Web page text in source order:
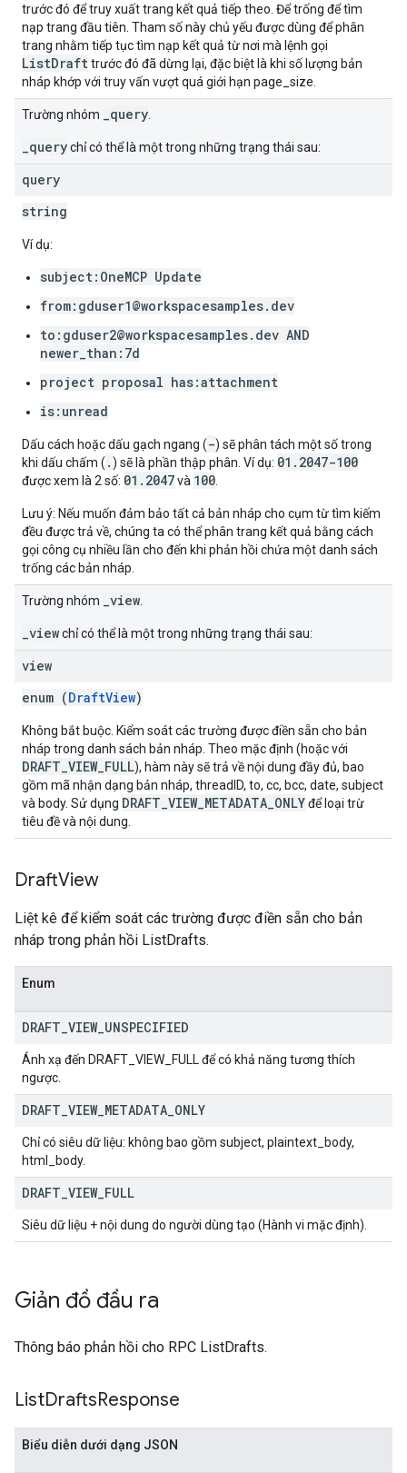
trước đó để truy xuất trang kết quả tiếp theo. Để trống để tìm
nạp trang đầu tiên. Tham số này chủ yếu được dùng để phân
trang nhằm tiếp tục tìm nạp kết quả từ nơi mà lệnh gọi
ListDrafttrước đó đã dừng lại, đặc biệt là khi số lượng bản
nháp khớp với truy vấn vượt quá giới hạn page_size.
Trường nhóm _query
_querychỉ có thể là một trong những trạng thái sau:
query
string
Ví dụ:
subject:OneMCP Update
from:gduser1@workspacesamples.dev
to:gduser2@workspacesamples.dev AND
newer_than:7d
project proposal has:attachment
is:unread
Dấu cách hoặc dấu gạch ngang (-) sẽ phân tách một số trong
khi dấu chấm ( .) sẽ là phần thập phân. Ví dụ: 01.2047-100
được xem là 2 số: 01.2047và 100
Lưu ý: Nếu muốn đảm bảo tất cả bản nháp cho cụm từ tìm kiếm
đều được trả về, chúng ta có thể phân trang kết quả bằng cách
gọi công cụ nhiều lần cho đến khi phản hồi chứa một danh sách
trống các bản nháp.
Trường nhóm _view
_viewchỉ có thể là một trong những trạng thái sau:
view
enum (DraftView)
Không bắt buộc. Kiểm soát các trường được điền sẵn cho bản
nháp trong danh sách bản nháp. Theo mặc định (hoặc với
DRAFT_VIEW_FULL), hàm này sẽ trả về nội dung đầy đủ, bao
gồm mã nhận dạng bản nháp, threadID, to, cc, bcc, date, subject
và body. Sử dụng DRAFT_VIEW_METADATA_ONLYđể loại trừ
tiêu đề và nội dung.
DraftView
Liệt kê để kiểm soát các trường được điền sẵn cho bản
nháp trong phản hồi ListDrafts.
Enum
DRAFT VIEW_ UNSPECIFIED
Ánh xạ đến DRAFT_VIEW_FULL để có khả năng tương thích
ngược.
DRAFT VIEW_ METADATA ONLY
Chỉ có siêu dữ liệu: không bao gồm subject, plaintext_body,
html_body.
DRAFT VIEW_ FULL
Siêu dữ liệu + nội dung do người dùng tạo (Hành vi mặc định).
Giản đồ đầu ra
Thông báo phản hồi cho RPC ListDrafts.
ListDraftsResponse
Biểu diễn dưới dạng JSON